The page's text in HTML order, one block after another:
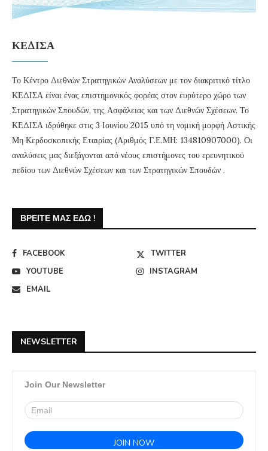
ΚΕΔΙΣΑ
Το Κέντρο Διεθνών Στρατηγικών Αναλύσεων με τον διακριτικό τίτλο
ΚΕΔΙΣΑ είναι ένας επιστημονικός φορέας στον ευρύτερο χώρο των
Στρατηγικών Σπουδών, της Ασφάλειας και των Διεθνών Σχέσεων. Το
ΚΕΔΙΣΑ ιδρύθηκε στις 3 Ιουνίου 2015 υπό τη νομική μορφή Αστικής
Μη Κερδοσκοπικής Εταιρίας (Αριθμός Γ.Ε.ΜΗ: 134810907000). Οι
αναλύσεις μας διεξάγονται από νέους επιστήμονες του ερευνητικού
πεδίου των Διεθνών Σχέσεων και των Στρατηγικών Σπουδών .
ΒΡΕΊΤΕ ΜΑΣ ΕΔΏ !
FACEBOOK
TWITTER
YOUTUBE
INSTAGRAM
EMAIL
NEWSLETTER
Join Our Newsletter